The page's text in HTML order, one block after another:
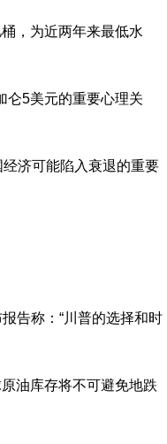
，为近两年来最低水
仑5美元的重要心理关
济可能陷入衰退的重要
告称：“川普的选择和时
油库存将不可避免地跌